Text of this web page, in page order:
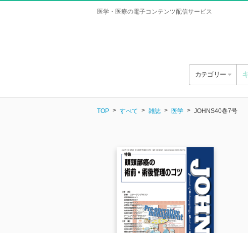
医学・医療の電子コンテンツ配信サービス
カテゴリー
TOP すべて 雑誌 医学 JOHNS40巻7号